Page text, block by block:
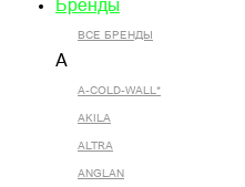
Бренды
ВСЕ БРЕНДЫ
A
A-COLD-WALL*
AKILA
ALTRA
ANGLAN